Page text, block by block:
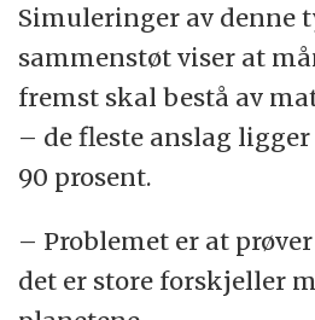
Simuleringer av denne
sammenstøt viser at
fremst skal bestå av
– de fleste anslag
90 prosent.
– Problemet er at
det er store forskjeller